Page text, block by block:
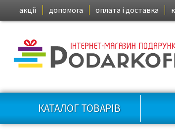
акції допомога оплата і доставка
КАТАЛОГ ТОВАРІВ